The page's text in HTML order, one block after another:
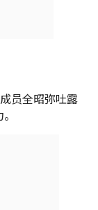
员全昭弥吐露